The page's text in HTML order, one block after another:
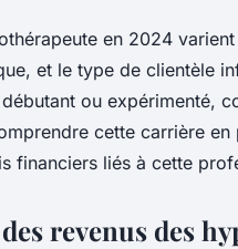
en 2024
et le type de clientèle
ou expérimenté,
cette carrière
financiers liés à cette
revenus des